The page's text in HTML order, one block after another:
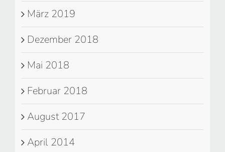
März 2019
Dezember 2018
Mai 2018
Februar 2018
August 2017
April 2014